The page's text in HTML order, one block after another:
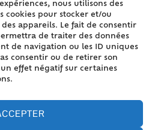
nous utilisons des
cookies pour stocker et/ou
appareils. Le fait de consentir
de traiter des données
de navigation ou les ID uniques
consentir ou de retirer son
effet négatif sur certaines
RAPIDE
Accueil
Contact
du site
légales
de cookies (UE)